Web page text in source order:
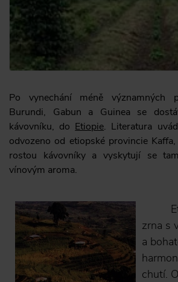
Po vynechání méně významných
Burundi, Gabun a Guinea se
kávovníku, do Etiopie. Literatura
odvozeno od etiopské provincie
rostou kávovníky a vyskytují se
vínovým aroma.
zrna s
a
chutí.